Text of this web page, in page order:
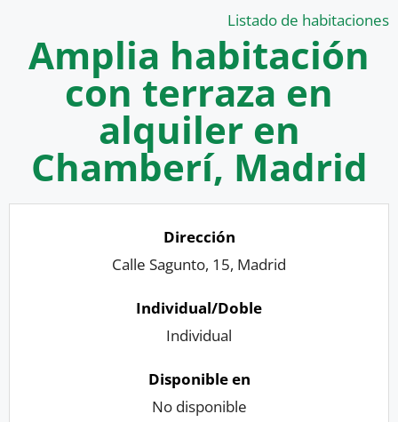
Listado de habitaciones
Amplia habitación
con terraza en
alquiler en
Chamberí, Madrid
Calle Sagunto, 15, Madrid
Individual
No disponible